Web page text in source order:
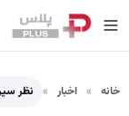
خانه اخبار نظر